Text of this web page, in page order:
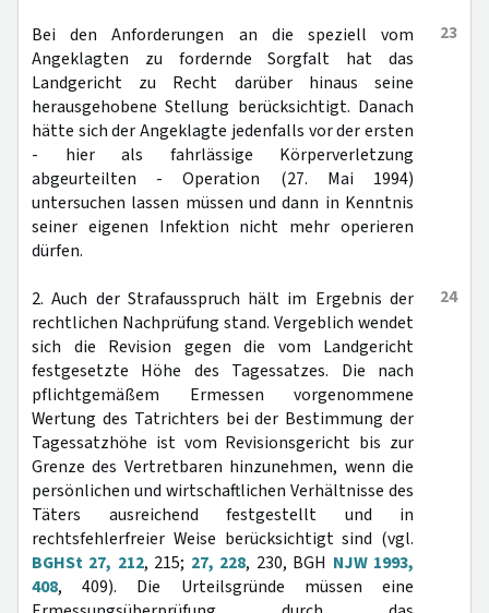
23
Bei den Anforderungen an die speziell vom
Angeklagten zu fordernde Sorgfalt hat das
Landgericht zu Recht darüber hinaus seine
herausgehobene Stellung berücksichtigt. Danach
hätte sich der Angeklagte jedenfalls vor der ersten
- hier als fahrlässige Körperverletzung
abgeurteilten - Operation (27. Mai 1994)
untersuchen lassen müssen und dann in Kenntnis
seiner eigenen Infektion nicht mehr operieren
dürfen.
24
2. Auch der Strafausspruch hält im Ergebnis der
rechtlichen Nachprüfung stand. Vergeblich wendet
sich die Revision gegen die vom Landgericht
festgesetzte Höhe des Tagessatzes. Die nach
pflichtgemäßem Ermessen vorgenommene
Wertung des Tatrichters bei der Bestimmung der
Tagessatzhöhe ist vom Revisionsgericht bis zur
Grenze des Vertretbaren hinzunehmen, wenn die
persönlichen und wirtschaftlichen Verhältnisse des
Täters ausreichend festgestellt und in
rechtsfehlerfreier Weise berücksichtigt sind (vgl.
BGHSt 27, 212, 215; 27, 228, 230, BGH NJW 1993,
408, 409). Die Urteilsgründe müssen eine